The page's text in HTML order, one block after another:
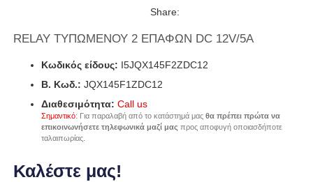
Share:
RELAY ΤΥΠΩΜΕΝΟΥ 2 ΕΠΑΦΩΝ DC 12V/5A
Κωδικός είδους: I5JQX145F2ZDC12
B. Κωδ.: JQX145F1ZDC12
Διαθεσιμότητα: Call us
Σημαντικό: Για παραλαβή από το κατάστημά μας θα πρέπει πρώτα να
επικοινωνήσετε τηλεφωνικά μαζί μας προς αποφυγή οποιασδήποτε
ταλαιπωρίας.
Καλέστε μας!